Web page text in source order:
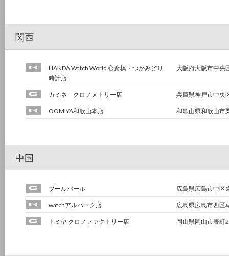
関西
HANDA Watch World 心斎橋・つかみどり
時計店
大阪府大阪市中央
カミネ クロノメトリー店 兵庫県神戸市中央
OOMIYA和歌山本店 和歌山県和歌山市
中国
ブールバール 広島県広島市中区
watchアルパーク店 広島県広島市西区
トミヤ クロノファクトリー店 岡山県岡山市表町